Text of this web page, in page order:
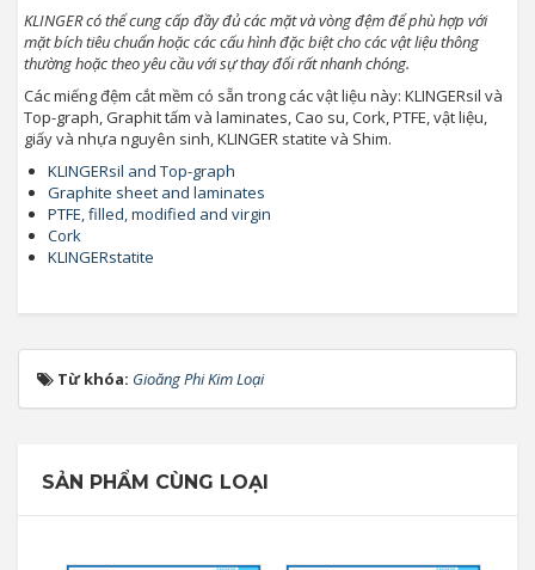
KLINGER có thể cung cấp đầy đủ các mặt và vòng đệm để phù hợp với
mặt bích tiêu chuẩn hoặc các cấu hình đặc biệt cho các vật liệu thông
thường hoặc theo yêu cầu với sự thay đổi rất nhanh chóng.
Các miếng đệm cắt mềm có sẵn trong các vật liệu này: KLINGERsil và
Top-graph, Graphit tấm và laminates, Cao su, Cork, PTFE, vật liệu,
giấy và nhựa nguyên sinh, KLINGER statite và Shim.
KLINGERsil and Top-graph
Graphite sheet and laminates
PTFE, filled, modified and virgin
Cork
KLINGERstatite
Từ khóa: Gioăng Phi Kim Loại
SẢN PHẨM CÙNG LOẠI